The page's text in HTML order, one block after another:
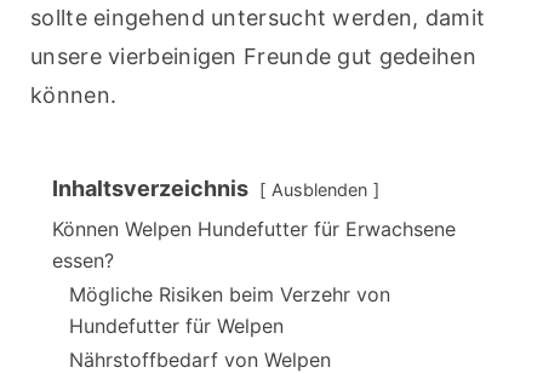
sollte eingehend untersucht werden, damit
unsere vierbeinigen Freunde gut gedeihen
können.
Inhaltsverzeichnis Ausblenden
Können Welpen Hundefutter für Erwachsene
essen?
Mögliche Risiken beim Verzehr von
Hundefutter für Welpen
Nährstoffbedarf von Welpen